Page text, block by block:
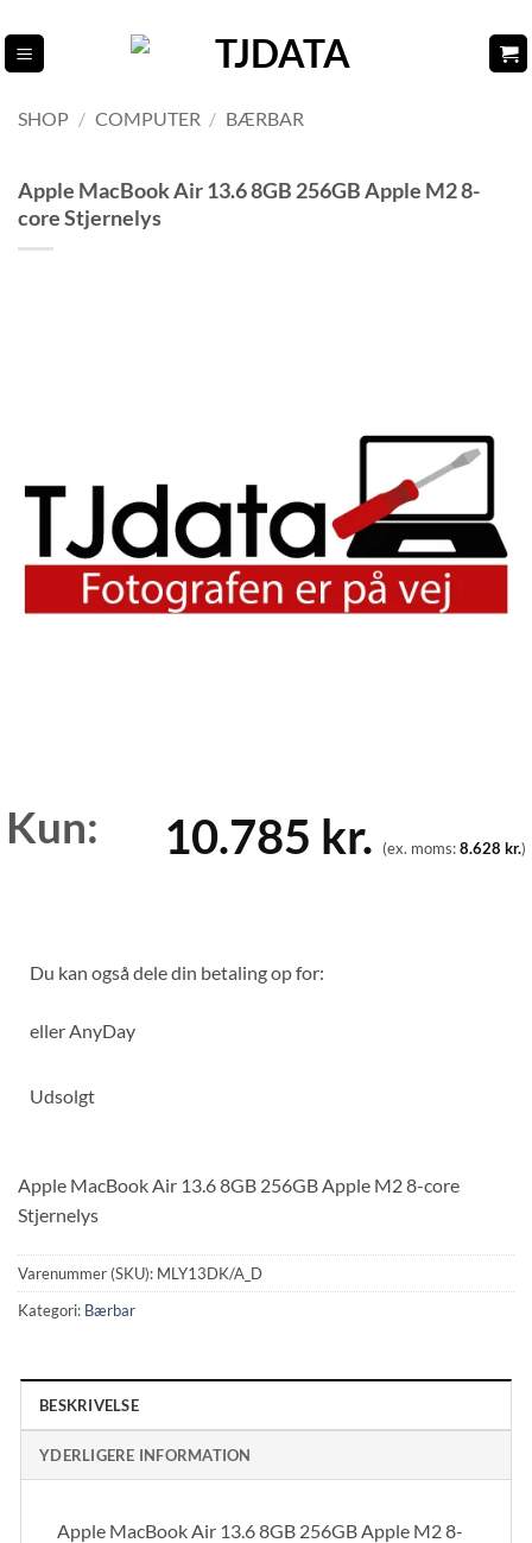
til
indhold
SHOP / COMPUTER / BÆRBAR
Apple MacBook Air 13.6 8GB 256GB Apple M2 8-
core Stjernelys
Kun: 10.785 kr. (ex. moms:8.628 kr.)
Du kan også dele din betaling op for:
eller AnyDay
Udsolgt
Apple MacBook Air 13.6 8GB 256GB Apple M2 8-core
Stjernelys
Varenummer (SKU): MLY13DK/A_D
Kategori: Bærbar
BESKRIVELSE
YDERLIGERE INFORMATION
Apple MacBook Air 13.6 8GB 256GB Apple M2 8-